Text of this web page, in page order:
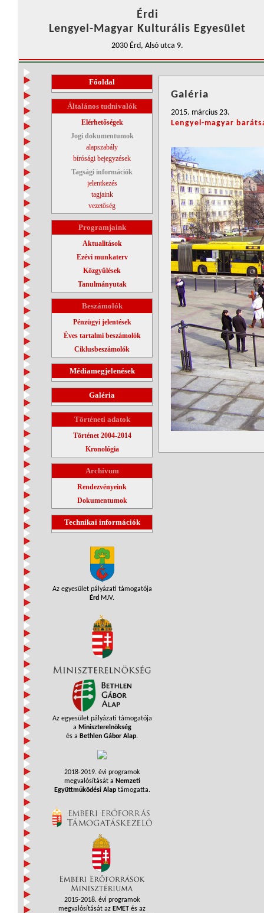
Érdi
Lengyel-Magyar Kulturális Egyesület
2030 Érd, Alsó utca 9.
Főoldal
Általános tudnivalók
Elérhetőségek
Jogi dokumentumok
alapszabály
bírósági bejegyzések
Tagsági információk
jelentkezés
tagjaink
vezetőség
Programjaink
Aktualitások
Ezévi munkaterv
Közgyűlések
Tanulmányutak
Beszámolók
Pénzügyi jelentések
Éves tartalmi beszámolók
Ciklusbeszámolók
Médiamegjelenések
Galéria
Történeti adatok
Történet 2004-2014
Kronológia
Archívum
Rendezvényeink
Dokumentumok
Technikai információk
Az egyesület pályázati támogatója
Érd MJV.
Az egyesület pályázati támogatója
a Miniszterelnökség
és a Bethlen Gábor Alap.
2018-2019. évi programok
megvalósítását a Nemzeti
Együttműködési Alaptámogatta.
2015-2018. évi programok
megvalósítását az EMET és az
Galéria
2015. március 23.
Lengyel-magyar